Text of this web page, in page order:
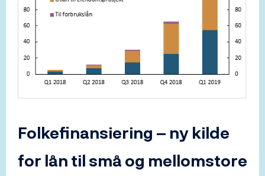
Folkefinansiering – ny kilde
for lån til små og mellomstore